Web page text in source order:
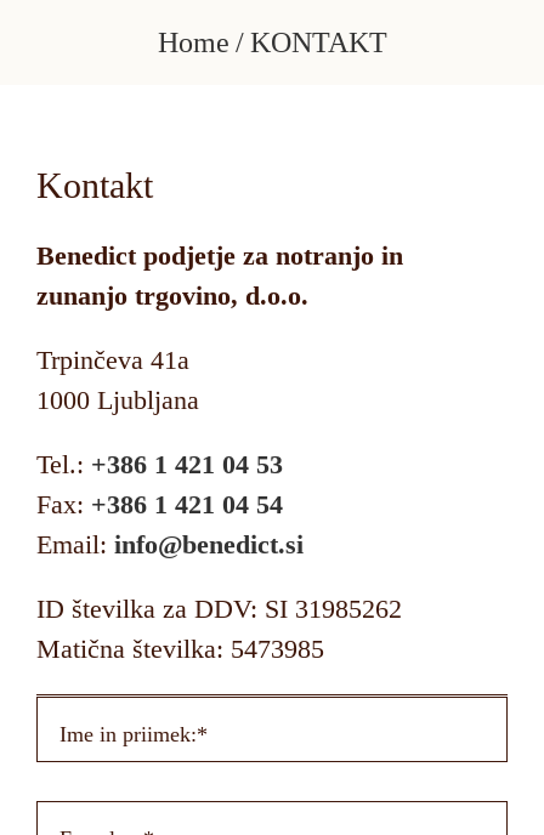
Home KONTAKT
Kontakt
Benedict podjetje za notranjo in
zunanjo trgovino, d.o.o.
Trpinčeva 41a
1000 Ljubljana
Tel.: +386 1 421 04 53
Fax: +386 1 421 04 54
Email: info@benedict.si
ID številka za DDV: SI 31985262
Matična številka: 5473985